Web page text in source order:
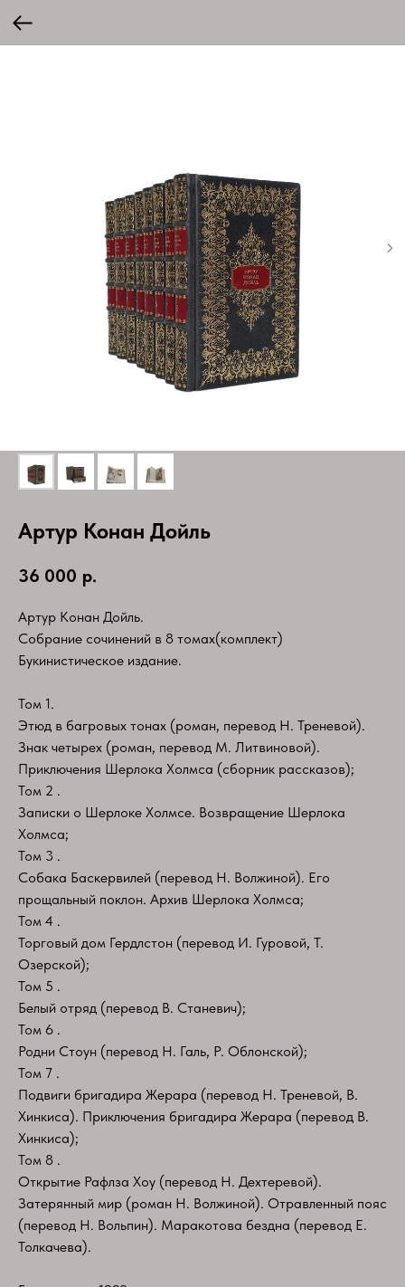
Артур Конан Дойль
36 000 р.
Артур Конан Дойль.
Собрание сочинений в 8 томах(комплект)
Букинистическое издание.
Том 1.
Этюд в багровых тонах (роман, перевод Н. Треневой).
Знак четырех (роман, перевод М. Литвиновой).
Приключения Шерлока Холмса (сборник рассказов);
Том 2 .
Записки о Шерлоке Холмсе. Возвращение Шерлока
Холмса;
Том 3 .
Собака Баскервилей (перевод Н. Волжиной). Его
прощальный поклон. Архив Шерлока Холмса;
Том 4 .
Торговый дом Гердлстон (перевод И. Гуровой, Т.
Озерской);
Том 5 .
Белый отряд (перевод В. Станевич);
Том 6 .
Родни Стоун (перевод Н. Галь, Р. Облонской);
Том 7 .
Подвиги бригадира Жерара (перевод Н. Треневой, В.
Хинкиса). Приключения бригадира Жерара (перевод В.
Хинкиса);
Том 8 .
Открытие Рафлза Хоу (перевод Н. Дехтеревой).
Затерянный мир (роман Н. Волжиной). Отравленный пояс
(перевод Н. Вольпин). Маракотова бездна (перевод Е.
Толкачева).